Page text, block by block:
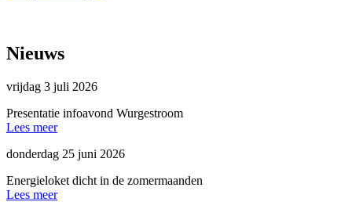
Nieuws
vrijdag 3 juli 2026
Presentatie infoavond Wurgestroom
Lees meer
donderdag 25 juni 2026
Energieloket dicht in de zomermaanden
Lees meer